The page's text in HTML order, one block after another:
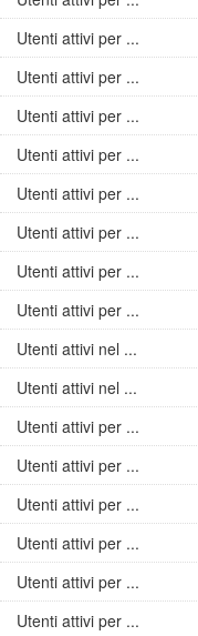
Utenti attivi per ...
Utenti attivi per ...
Utenti attivi per ...
Utenti attivi per ...
Utenti attivi per ...
Utenti attivi per ...
Utenti attivi per ...
Utenti attivi per ...
Utenti attivi nel ...
Utenti attivi nel ...
Utenti attivi per ...
Utenti attivi per ...
Utenti attivi per ...
Utenti attivi per ...
Utenti attivi per ...
Utenti attivi per ...